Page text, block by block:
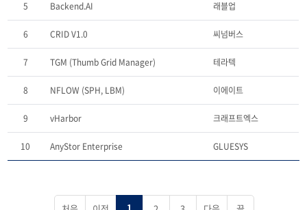
5 Backend.AI 래블업
6 CRID V1.0 씨넘버스
7 TGM (Thumb Grid Manager) 테라텍
8 NFLOW (SPH, LBM) 이에이트
9 vHarbor 크래프트엑스
10 AnyStor Enterprise GLUESYS